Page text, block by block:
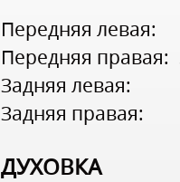
Передняя левая:
Передняя правая:
Задняя левая:
Задняя правая:
ДУХОВКА